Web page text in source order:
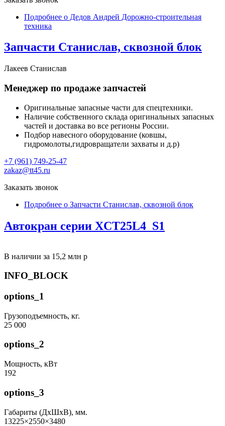
Подробнее о Дедов Андрей Дорожно-строительная
техника
Запчасти Станислав, сквозной блок
Лакеев Станислав
Менеджер по продаже запчастей
Оригинальные запасные части для спецтехники.
Наличие собственного склада оригинальных запасных
частей и доставка во все регионы России.
Подбор навесного оборудование (ковшы,
гидромолоты,гидровращатели захваты и д.р)
+7 (961) 749-25-47
zakaz@tt45.ru
Заказать звонок
Подробнее о Запчасти Станислав, сквозной блок
Автокран серии XCT25L4_S1
В наличии за 15,2 млн р
INFO_BLOCK
options_1
Грузоподъемность, кг.
25 000
options_2
Мощность, кВт
192
options_3
Габариты (ДхШхВ), мм.
13225×2550×3480